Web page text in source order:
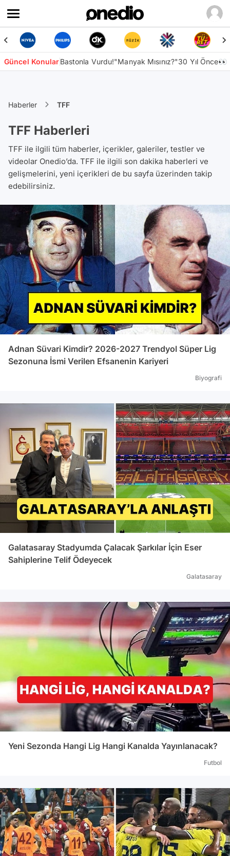
Güncel KonularBastonla Vurdu!"Manyak Mısınız?"30 Yıl Önce👀
Haberler TFF
TFF Haberleri
TFF ile ilgili tüm haberler, içerikler, galeriler, testler ve
videolar Onedio’da. TFF ile ilgili son dakika haberleri ve
gelişmelerini, yeni içerikleri de bu sayfa üzerinden takip
edebilirsiniz.
Adnan Süvari Kimdir? 2026-2027 Trendyol Süper Lig
Sezonuna İsmi Verilen Efsanenin Kariyeri
Biyografi
Galatasaray Stadyumda Çalacak Şarkılar İçin Eser
Sahiplerine Telif Ödeyecek
Galatasaray
Yeni Sezonda Hangi Lig Hangi Kanalda Yayınlanacak?
Futbol